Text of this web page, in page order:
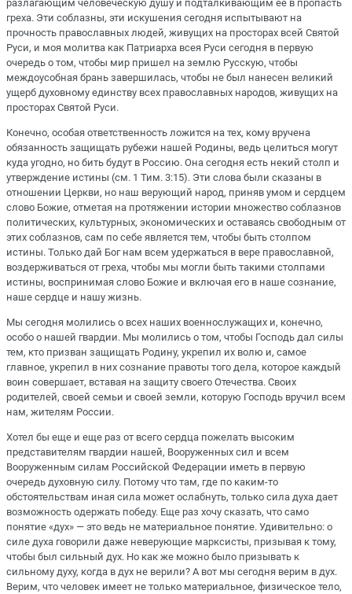
разлагающим человеческую душу и подталкивающим ее в пропасть
греха. Эти соблазны, эти искушения сегодня испытывают на
прочность православных людей, живущих на просторах всей Святой
Руси, и моя молитва как Патриарха всея Руси сегодня в первую
очередь о том, чтобы мир пришел на землю Русскую, чтобы
междоусобная брань завершилась, чтобы не был нанесен великий
ущерб духовному единству всех православных народов, живущих на
просторах Святой Руси.
Конечно, особая ответственность ложится на тех, кому вручена
обязанность защищать рубежи нашей Родины, ведь целиться могут
куда угодно, но бить будут в Россию. Она сегодня есть некий столп и
утверждение истины (см. 1 Тим. 3:15). Эти слова были сказаны в
отношении Церкви, но наш верующий народ, приняв умом и сердцем
слово Божие, отметая на протяжении истории множество соблазнов
политических, культурных, экономических и оставаясь свободным от
этих соблазнов, сам по себе является тем, чтобы быть столпом
истины. Только дай Бог нам всем удержаться в вере православной,
воздерживаться от греха, чтобы мы могли быть такими столпами
истины, воспринимая слово Божие и включая его в наше сознание,
наше сердце и нашу жизнь.
Мы сегодня молились о всех наших военнослужащих и, конечно,
особо о нашей гвардии. Мы молились о том, чтобы Господь дал силы
тем, кто призван защищать Родину, укрепил их волю и, самое
главное, укрепил в них сознание правоты того дела, которое каждый
воин совершает, вставая на защиту своего Отечества. Своих
родителей, своей семьи и своей земли, которую Господь вручил всем
нам, жителям России.
Хотел бы еще и еще раз от всего сердца пожелать высоким
представителям гвардии нашей, Вооруженных сил и всем
Вооруженным силам Российской Федерации иметь в первую
очередь духовную силу. Потому что там, где по каким-то
обстоятельствам иная сила может ослабнуть, только сила духа дает
возможность одержать победу. Еще раз хочу сказать, что само
понятие «дух» — это ведь не материальное понятие. Удивительно: о
силе духа говорили даже неверующие марксисты, призывая к тому,
чтобы был сильный дух. Но как же можно было призывать к
сильному духу, когда в дух не верили? А вот мы сегодня верим в дух.
Верим, что человек имеет не только материальное, физическое тело,